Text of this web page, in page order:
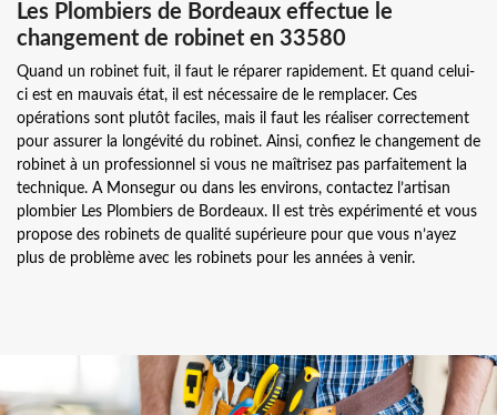
Les Plombiers de Bordeaux effectue le
changement de robinet en 33580
Quand un robinet fuit, il faut le réparer rapidement. Et quand celui-
ci est en mauvais état, il est nécessaire de le remplacer. Ces
opérations sont plutôt faciles, mais il faut les réaliser correctement
pour assurer la longévité du robinet. Ainsi, confiez le changement de
robinet à un professionnel si vous ne maîtrisez pas parfaitement la
technique. A Monsegur ou dans les environs, contactez l’artisan
plombier Les Plombiers de Bordeaux. Il est très expérimenté et vous
propose des robinets de qualité supérieure pour que vous n’ayez
plus de problème avec les robinets pour les années à venir.